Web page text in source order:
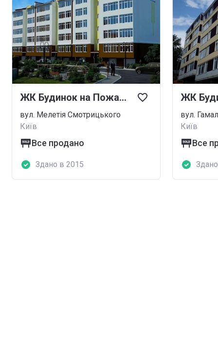
ЖК Будинок на Пожарського
вул. Мелетія Смотрицького
Київ
Все продано
Здано в 2015
вул.
Київ
Все